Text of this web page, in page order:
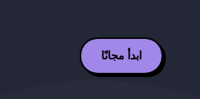
ابدأ مجانًا